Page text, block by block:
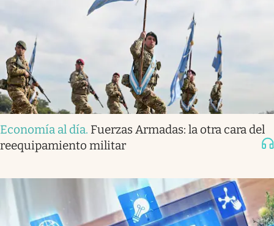
Economía al día. Fuerzas Armadas: la otra cara del
reequipamiento militar